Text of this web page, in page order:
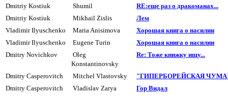
Dmitriy Kostiuk
Shumil
RE:еще раз о дракоманах...
Dmitriy Kostiuk
Mikhail Zislis
Лем
Vladimir Ilyuschenko
Maria Anisimova
Хоpошая книга о насилии
Vladimir Ilyuschenko
Eugene Turin
Хоpошая книга о насилии
Dmitry Novichkov
Oleg
Konstantinovsky
Re: Тоже книжку ищу...
Dmitry Casperovitch Mitchel Vlastovsky
"ГИПЕРБОРЕЙСКАЯ ЧУМА"
Dmitry Casperovitch
Vladislav Zarya
Гор Видал